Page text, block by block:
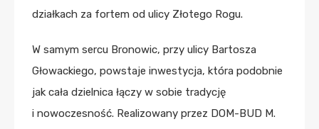
działkach za fortem od ulicy Złotego Rogu.
W samym sercu Bronowic, przy ulicy Bartosza
Głowackiego, powstaje inwestycja, która podobnie
jak cała dzielnica łączy w sobie tradycję
i nowoczesność. Realizowany przez DOM-BUD M.